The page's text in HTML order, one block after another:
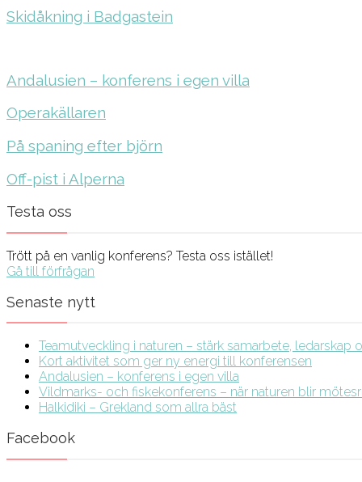
Skidåkning i Badgastein
Andalusien – konferens i egen villa
Operakällaren
På spaning efter björn
Off-pist i Alperna
Testa oss
Trött på en vanlig konferens? Testa oss istället!
Gå till förfrågan
Senaste nytt
Teamutveckling i naturen – stärk samarbete, ledarskap
Kort aktivitet som ger ny energi till konferensen
Andalusien – konferens i egen villa
Vildmarks- och fiskekonferens – när naturen blir
Halkidiki – Grekland som allra bäst
Facebook